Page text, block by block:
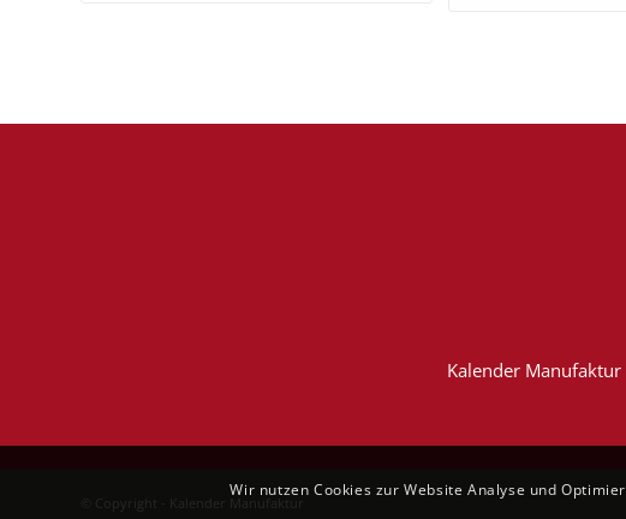
Kalender
© Copyright - Kalender Manufaktur
Wir nutzen Cookies zur Website Analyse und